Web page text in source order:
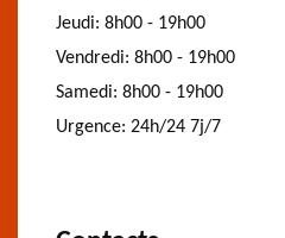
Jeudi: 8h00 - 19h00
Vendredi: 8h00 - 19h00
Samedi: 8h00 - 19h00
Urgence: 24h/24 7j/7